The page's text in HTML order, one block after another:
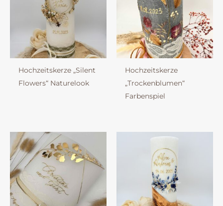
Hochzeitskerze „Silent
Flowers“ Naturelook
Hochzeitskerze
„Trockenblumen“
Farbenspiel